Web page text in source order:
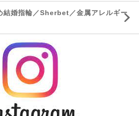
婚指輪／Sherbet／金属アレルギー